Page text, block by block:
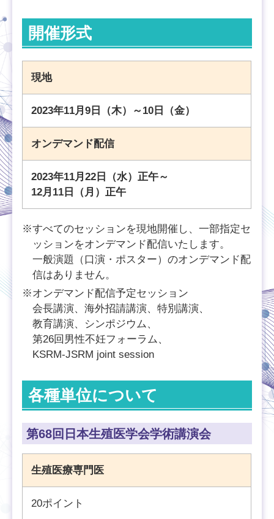
開催形式
現地
2023年11月9日（木）～10日（金）
オンデマンド配信
2023年11月22日（水）正午～
12月11日（月）正午
※すべてのセッションを現地開催し、一部指定セ
ッションをオンデマンド配信いたします。
一般演題（口演・ポスター）のオンデマンド配
信はありません。
※オンデマンド配信予定セッション
会長講演、海外招請講演、特別講演、
教育講演、シンポジウム、
第26回男性不妊フォーラム、
KSRM-JSRM joint session
各種単位について
第68回日本生殖医学会学術講演会
生殖医療専門医
20ポイント